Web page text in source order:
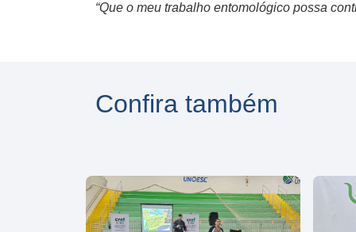
“Que o meu trabalho entomológico possa
Confira também